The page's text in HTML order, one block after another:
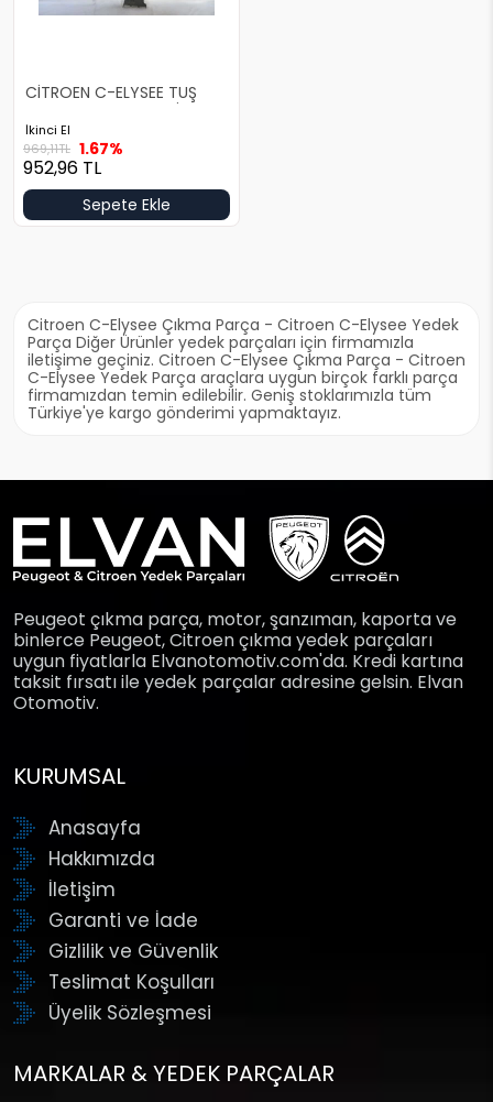
CİTROEN C-ELYSEE TUŞ
TAKIMI ve ÇERÇEVESİ
İkinci El
969,11TL 1.67%
952,96 TL
Sepete Ekle
Citroen C-Elysee Çıkma Parça - Citroen C-Elysee Yedek
Parça Diğer Ürünler yedek parçaları için firmamızla
iletişime geçiniz. Citroen C-Elysee Çıkma Parça - Citroen
C-Elysee Yedek Parça araçlara uygun birçok farklı parça
firmamızdan temin edilebilir. Geniş stoklarımızla tüm
Türkiye'ye kargo gönderimi yapmaktayız.
Peugeot çıkma parça, motor, şanzıman, kaporta ve
binlerce Peugeot, Citroen çıkma yedek parçaları
uygun fiyatlarla Elvanotomotiv.com'da. Kredi kartına
taksit fırsatı ile yedek parçalar adresine gelsin. Elvan
Otomotiv.
KURUMSAL
Anasayfa
Hakkımızda
İletişim
Garanti ve İade
Gizlilik ve Güvenlik
Teslimat Koşulları
Üyelik Sözleşmesi
MARKALAR & YEDEK PARÇALAR